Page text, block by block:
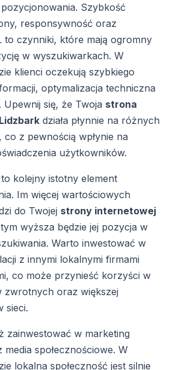
Szybkość
responsywność oraz
to czynniki, które mają ogromny
w wyszukiwarkach. W
klienci oczekują szybkiego
optymalizacja techniczna
Upewnij się, że Twoja strona
działa płynnie na różnych
co z pewnością wpłynie na
użytkowników.
kolejny istotny element
Im więcej wartościowych
do Twojej strony internetowej
wyższa będzie jej pozycja w
Warto inwestować w
z innymi lokalnymi firmami
co może przynieść korzyści w
zwrotnych oraz większej
sieci.
zainwestować w marketing
społecznościowe. W
lokalna społeczność jest silnie